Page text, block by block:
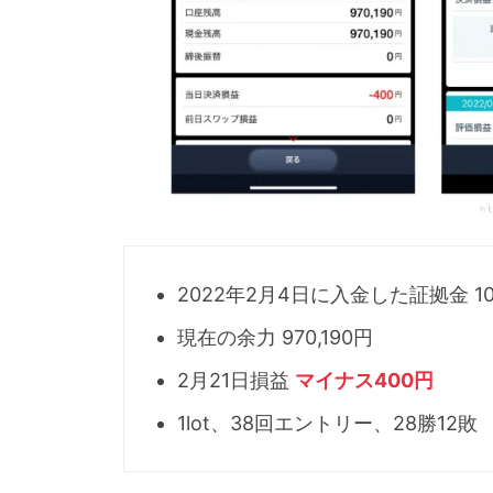
2022年2月4日に入金した証拠金
現在の余力 970,190円
2月21日損益 マイナス400円
1lot、38回エントリー、28勝12敗